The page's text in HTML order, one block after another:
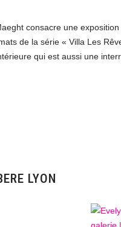
consacre une
de la série « Villa Les
qui est aussi une
LYON